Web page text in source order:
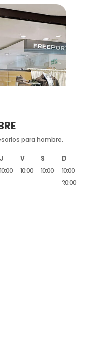
para hombre.
J V S
D
10:00
10:00
10:00
10:00
20:00